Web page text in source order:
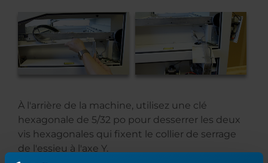
À l'arrière de la machine, utilisez une clé
hexagonale de 5/32 po pour desserrer les deux
vis hexagonales qui fixent le collier de serrage
de l'essieu à l'axe Y.